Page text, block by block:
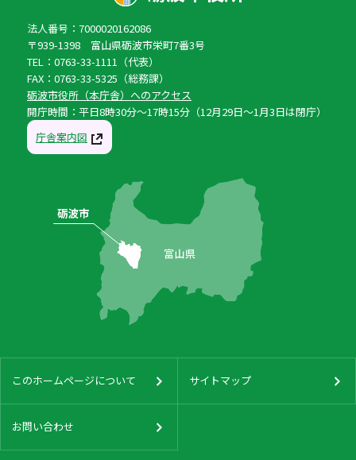
法人番号：7000020162086
〒939-1398 富山県砺波市栄町7番3号
TEL：0763-33-1111（代表）
FAX：0763-33-5325（総務課）
砺波市役所（本庁舎）へのアクセス
開庁時間：平日8時30分〜17時15分（12月29日〜1月3日は閉庁）
庁舎案内図
このホームページについて サイトマップ
お問い合わせ